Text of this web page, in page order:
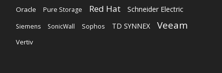
Oracle Pure Storage Red Hat Schneider Electric
Siemens SonicWall Sophos TD SYNNEX Veeam
Vertiv